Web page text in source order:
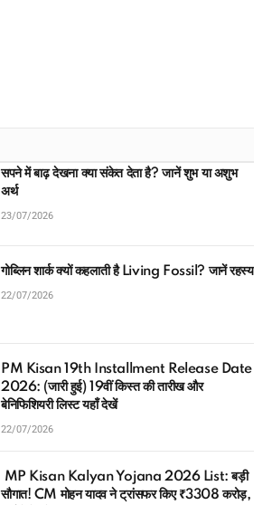
सपने में बाढ़ देखना क्या संकेत देता है? जानें शुभ या अशुभ
अर्थ
23/07/2026
गोब्लिन शार्क क्यों कहलाती है Living Fossil? जानें रहस्य
22/07/2026
PM Kisan 19th Installment Release Date
2026: (जारी हुई) 19वीं किस्त की तारीख और
बेनिफिशियरी लिस्ट यहाँ देखें
22/07/2026
MP Kisan Kalyan Yojana 2026 List: बड़ी
सौगात! CM मोहन यादव ने ट्रांसफर किए ₹3308 करोड़,